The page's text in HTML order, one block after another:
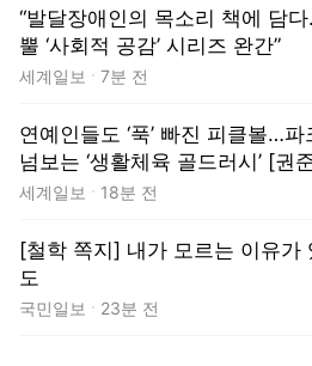
“발달장애인의 목소리 책에 담
뿔 ‘사회적 공감’ 시리즈 완간”
세계일보 7분 전
연예인들도 ‘푹’ 빠진 피클볼…파
넘보는 ‘생활체육 골드러시’ [권
머니볼]
세계일보 18분 전
[철학 쪽지] 내가 모르는 이유가
도
국민일보 23분 전